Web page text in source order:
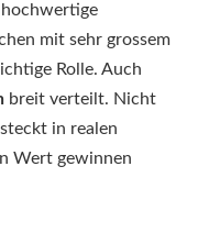
hochwertige
mit sehr grossem
Rolle. Auch
breit verteilt. Nicht
in realen
Wert gewinnen